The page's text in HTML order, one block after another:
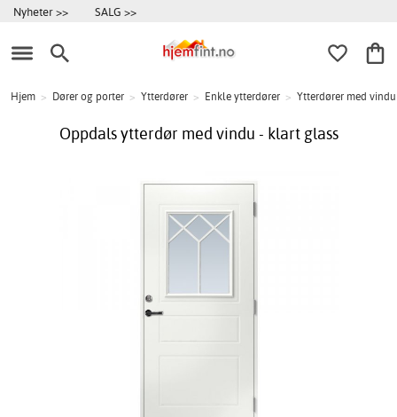
Nyheter >> SALG >>
Hjem > Dører og porter > Ytterdører > Enkle ytterdører > Ytterdører med vindu
Oppdals ytterdør med vindu - klart glass